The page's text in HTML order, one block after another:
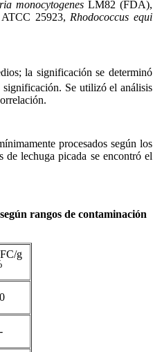
monocytogenes LM82 (FDA),
25923, Rhodococcus equi
la significación se determinó
Se utilizó el análisis
procesados según los
de lechuga picada se encontró el
rangos de contaminación
g